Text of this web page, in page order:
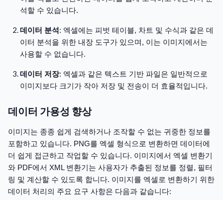
석할 수 있습니다.
데이터 분석: 엑셀에는 피벗 테이블, 차트 및 수식과 같은 데
이터 분석을 위한 내장 도구가 있으며, 이는 이미지에서는
사용할 수 없습니다.
데이터 저장: 엑셀과 같은 텍스트 기반 파일은 일반적으로
이미지보다 크기가 작아 저장 및 전송이 더 효율적입니다.
데이터 가용성 향상
이미지는 종종 쉽게 검색하거나 조작할 수 없는 귀중한 정보를
포함하고 있습니다. PNG를 엑셀 형식으로 변환하면 데이터에
더 쉽게 접근하고 작업할 수 있습니다. 이미지에서 엑셀 변환기
와 PDF에서 XML 변환기는 사용자가 추출된 정보를 정렬, 필터
링 및 계산할 수 있도록 합니다. 이미지를 엑셀로 변환하기 위한
데이터 처리의 주요 요구 사항은 다음과 같습니다: